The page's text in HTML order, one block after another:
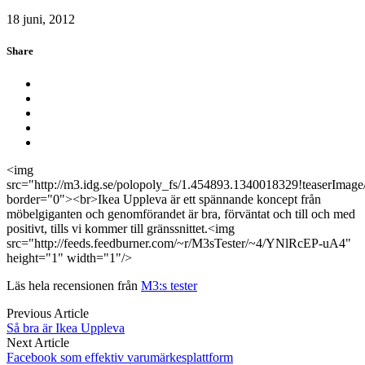
18 juni, 2012
Share
<img
src="http://m3.idg.se/polopoly_fs/
border="0"><br>Ikea Uppleva är ett spännande koncept från
möbelgiganten och genomförandet är bra, förväntat och till och med
positivt, tills vi kommer till gränssnittet.<img
src="http://feeds.feedburner.com/~r/M3sTester/~4/YNlRcEP-uA4"
height="1" width="1"/>
Läs hela recensionen från M3:s tester
Previous Article
Så bra är Ikea Uppleva
Next Article
Facebook som effektiv varumärkesplattform